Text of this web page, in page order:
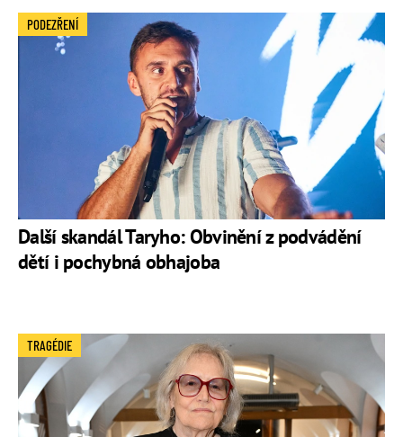
Další skandál Taryho: Obvinění z podvádění
dětí i pochybná obhajoba
PODEZŘENÍ
TRAGÉDIE